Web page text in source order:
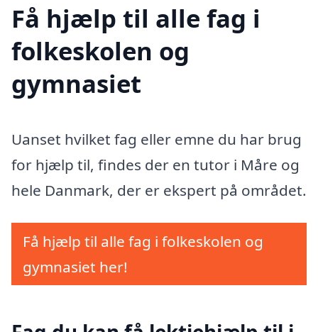
Få hjælp til alle fag i
folkeskolen og
gymnasiet
Uanset hvilket fag eller emne du har brug
for hjælp til, findes der en tutor i Måre og
hele Danmark, der er ekspert på området.
Få hjælp til alle fag i folkeskolen og
gymnasiet her!